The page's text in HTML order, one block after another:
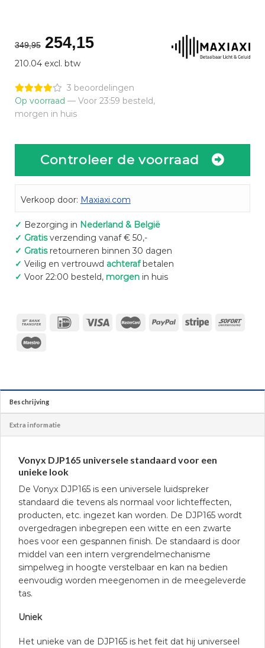
349,95 Oorspronkelijke
prijs
was:
€349,95.
254,15Huidige
€254,15.
210.04 excl. btw
3 beoordelingen
Op voorraad — Voor 23:59 besteld,
morgen in huis
Controleer de voorraad
Verkoop door: Maxiaxi.com
✓ Bezorging in Nederland & België
✓ Gratisverzending vanaf € 50,-
✓ Gratisretourneren binnen 30 dagen
✓ Veilig en vertrouwd achterafbetalen
✓ Voor 22:00 besteld, morgenin huis
Beschrijving
Extra informatie
Vonyx DJP165 universele standaard voor een
unieke look
De Vonyx DJP165 is een universele luidspreker
standaard die tevens als normaal voor lichteffecten,
producten, etc. ingezet kan worden. De DJP165 wordt
overgedragen inbegrepen een witte en een zwarte
hoes voor een gespannen finish. De standaard is door
middel van een intern vergrendelmechanisme
simpelweg in hoogte verstelbaar en kan na bedien
eenvoudig worden meegenomen in de meegeleverde
tas.
Uniek
Het unieke van de DJP165 is het feit dat hij universeel